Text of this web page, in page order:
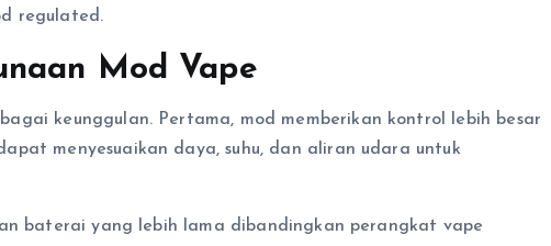
regulated.
Mod Vape
keunggulan. Pertama, mod memberikan kontrol lebih besar
menyesuaikan daya, suhu, dan aliran udara untuk
baterai yang lebih lama dibandingkan perangkat vape